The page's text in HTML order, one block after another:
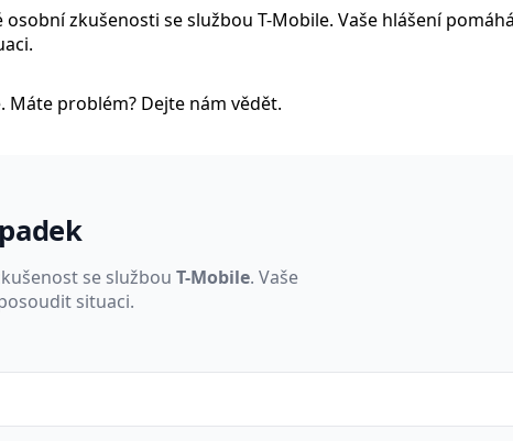
zkušenosti se službou T-Mobile. Vaše hlášení
problém? Dejte nám vědět.
se službou T-Mobile. Vaše
situaci.